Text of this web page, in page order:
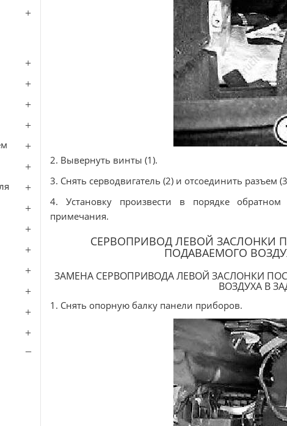
2. Вывернуть винты (1).
3. Снять серводвигатель (2) и отсоединить разъем
4. Установку произвести в порядке
примечания.
СЕРВОПРИВОД ЛЕВОЙ ЗАСЛОНКИ
ПОДАВАЕМОГО
ЗАМЕНА СЕРВОПРИВОДА ЛЕВОЙ ЗАСЛОНКИ
ВОЗДУХА В
1. Снять опорную балку панели приборов.